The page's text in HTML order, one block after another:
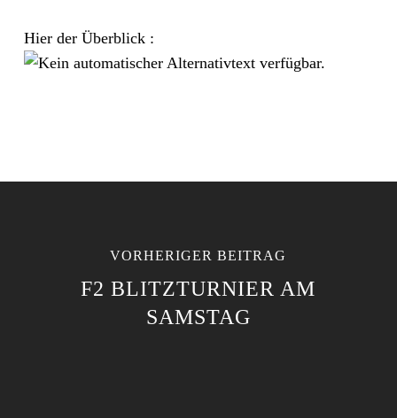
Hier der Überblick :
VORHERIGER BEITRAG
F2 BLITZTURNIER AM
SAMSTAG